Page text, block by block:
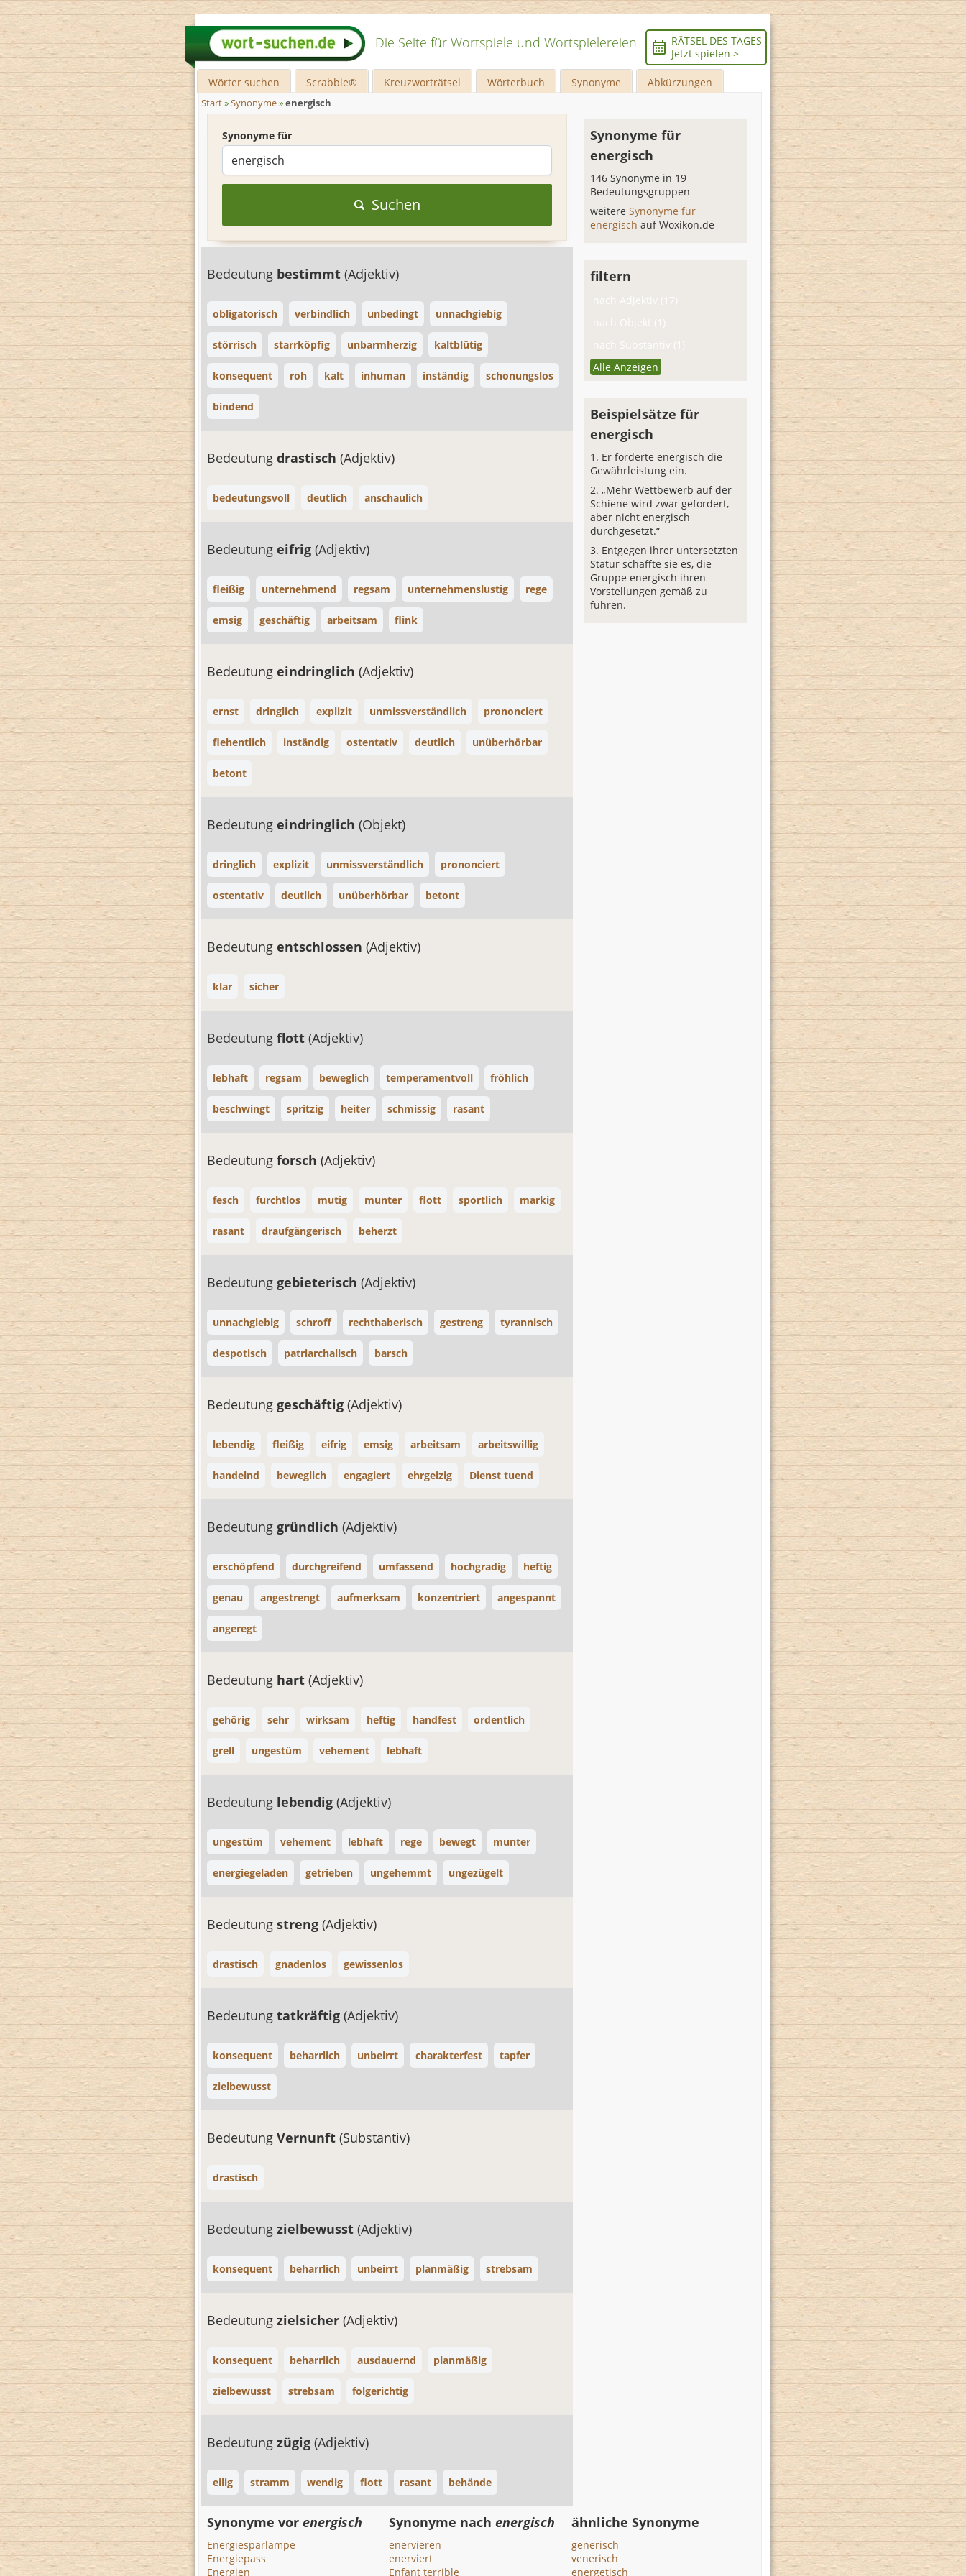
Die Seite für Wortspiele und Wortspielereien
RÄTSEL DES TAGES
Jetzt spielen >
Wörter suchen Scrabble® Kreuzworträtsel Wörterbuch Synonyme Abkürzungen
Start»Synonyme»energisch
Synonyme für
Suchen
Bedeutung bestimmt (Adjektiv)
obligatorisch verbindlich unbedingt unnachgiebig
störrisch starrköpfig unbarmherzig kaltblütig
konsequent roh kalt inhuman inständig schonungslos
bindend
Bedeutung drastisch (Adjektiv)
bedeutungsvoll deutlich anschaulich
Bedeutung eifrig (Adjektiv)
fleißig unternehmend regsam unternehmenslustig rege
emsig geschäftig arbeitsam flink
Bedeutung eindringlich (Adjektiv)
ernst dringlich explizit unmissverständlich prononciert
flehentlich inständig ostentativ deutlich unüberhörbar
betont
Bedeutung eindringlich (Objekt)
dringlich explizit unmissverständlich prononciert
ostentativ deutlich unüberhörbar betont
Bedeutung entschlossen (Adjektiv)
klar sicher
Bedeutung flott (Adjektiv)
lebhaft regsam beweglich temperamentvoll fröhlich
beschwingt spritzig heiter schmissig rasant
Bedeutung forsch (Adjektiv)
fesch furchtlos mutig munter flott sportlich markig
rasant draufgängerisch beherzt
Bedeutung gebieterisch (Adjektiv)
unnachgiebig schroff rechthaberisch gestreng tyrannisch
despotisch patriarchalisch barsch
Bedeutung geschäftig (Adjektiv)
lebendig fleißig eifrig emsig arbeitsam arbeitswillig
handelnd beweglich engagiert ehrgeizig Dienst tuend
Bedeutung gründlich (Adjektiv)
erschöpfend durchgreifend umfassend hochgradig heftig
genau angestrengt aufmerksam konzentriert angespannt
angeregt
Bedeutung hart (Adjektiv)
gehörig sehr wirksam heftig handfest ordentlich
grell ungestüm vehement lebhaft
Bedeutung lebendig (Adjektiv)
ungestüm vehement lebhaft rege bewegt munter
energiegeladen getrieben ungehemmt ungezügelt
Bedeutung streng (Adjektiv)
drastisch gnadenlos gewissenlos
Bedeutung tatkräftig (Adjektiv)
konsequent beharrlich unbeirrt charakterfest tapfer
zielbewusst
Bedeutung Vernunft (Substantiv)
drastisch
Bedeutung zielbewusst (Adjektiv)
konsequent beharrlich unbeirrt planmäßig strebsam
Bedeutung zielsicher (Adjektiv)
konsequent beharrlich ausdauernd planmäßig
zielbewusst strebsam folgerichtig
Bedeutung zügig (Adjektiv)
eilig stramm wendig flott rasant behände
Synonyme für
energisch
146 Synonyme in 19
Bedeutungsgruppen
weitereSynonyme für
energischauf Woxikon.de
filtern
nach Adjektiv (17)
nach Objekt (1)
nach Substantiv (1)
Alle Anzeigen
Beispielsätze für
energisch
Er forderte energisch die
Gewährleistung ein.
„Mehr Wettbewerb auf der
Schiene wird zwar gefordert,
aber nicht energisch
durchgesetzt.“
Entgegen ihrer untersetzten
Statur schaffte sie es, die
Gruppe energisch ihren
Vorstellungen gemäß zu
führen.
Synonyme vor energisch
Energiesparlampe
Energiepass
Energien
Synonyme nachenergisch
enervieren
enerviert
Enfant terrible
ähnliche Synonyme
generisch
venerisch
energetisch